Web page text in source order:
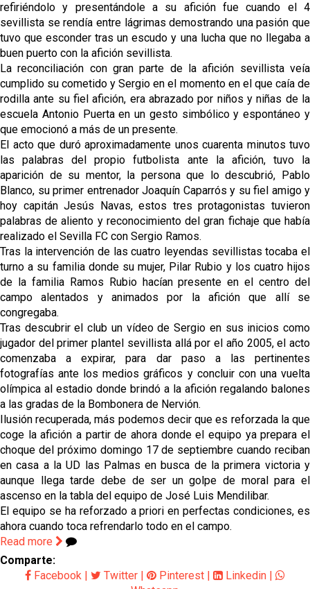
refiriéndolo y presentándole a su afición fue cuando el 4
sevillista se rendía entre lágrimas demostrando una pasión que
tuvo que esconder tras un escudo y una lucha que no llegaba a
buen puerto con la afición sevillista.
La reconciliación con gran parte de la afición sevillista veía
cumplido su cometido y Sergio en el momento en el que caía de
rodilla ante su fiel afición, era abrazado por niños y niñas de la
escuela Antonio Puerta en un gesto simbólico y espontáneo y
que emocionó a más de un presente.
El acto que duró aproximadamente unos cuarenta minutos tuvo
las palabras del propio futbolista ante la afición, tuvo la
aparición de su mentor, la persona que lo descubrió, Pablo
Blanco, su primer entrenador Joaquín Caparrós y su fiel amigo y
hoy capitán Jesús Navas, estos tres protagonistas tuvieron
palabras de aliento y reconocimiento del gran fichaje que había
realizado el Sevilla FC con Sergio Ramos.
Tras la intervención de las cuatro leyendas sevillistas tocaba el
turno a su familia donde su mujer, Pilar Rubio y los cuatro hijos
de la familia Ramos Rubio hacían presente en el centro del
campo alentados y animados por la afición que allí se
congregaba.
Tras descubrir el club un vídeo de Sergio en sus inicios como
jugador del primer plantel sevillista allá por el año 2005, el acto
comenzaba a expirar, para dar paso a las pertinentes
fotografías ante los medios gráficos y concluir con una vuelta
olímpica al estadio donde brindó a la afición regalando balones
a las gradas de la Bombonera de Nervión.
Ilusión recuperada, más podemos decir que es reforzada la que
coge la afición a partir de ahora donde el equipo ya prepara el
choque del próximo domingo 17 de septiembre cuando reciban
en casa a la UD las Palmas en busca de la primera victoria y
aunque llega tarde debe de ser un golpe de moral para el
ascenso en la tabla del equipo de José Luis Mendilibar.
El equipo se ha reforzado a priori en perfectas condiciones, es
ahora cuando toca refrendarlo todo en el campo.
Read more
Comparte:
Facebook
Twitter Pinterest Linkedin